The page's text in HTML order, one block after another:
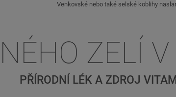
Venkovské nebo také selské koblihy
ZELÍ
PŘÍRODNÍ LÉK A ZDROJ